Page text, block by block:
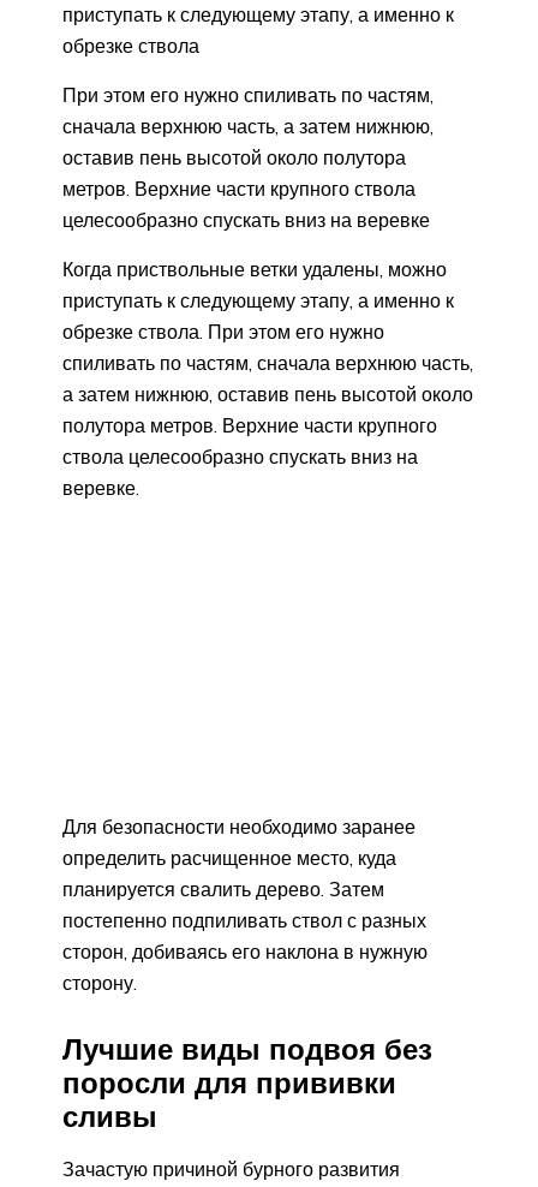
приступать к следующему этапу, а именно к
обрезке ствола
При этом его нужно спиливать по частям,
сначала верхнюю часть, а затем нижнюю,
оставив пень высотой около полутора
метров. Верхние части крупного ствола
целесообразно спускать вниз на веревке
Когда приствольные ветки удалены, можно
приступать к следующему этапу, а именно к
обрезке ствола. При этом его нужно
спиливать по частям, сначала верхнюю часть,
а затем нижнюю, оставив пень высотой около
полутора метров. Верхние части крупного
ствола целесообразно спускать вниз на
веревке.
Для безопасности необходимо заранее
определить расчищенное место, куда
планируется свалить дерево. Затем
постепенно подпиливать ствол с разных
сторон, добиваясь его наклона в нужную
сторону.
Лучшие виды подвоя без
поросли для прививки
сливы
Зачастую причиной бурного развития